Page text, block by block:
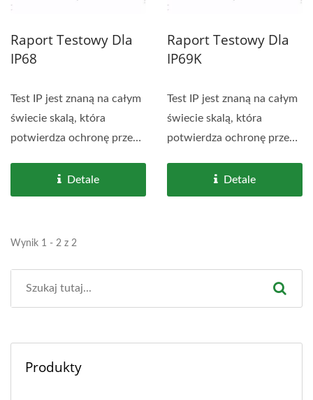
Raport Testowy Dla
IP68
Test IP jest znaną na całym
świecie skalą, która
potwierdza ochronę przed
Detale
Raport Testowy Dla
IP69K
Test IP jest znaną na całym
świecie skalą, która
potwierdza ochronę przed
Detale
Wynik 1 - 2 z 2
Produkty